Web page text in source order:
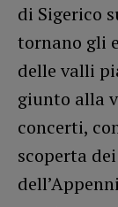
di Sigerico
tornano gli
delle valli
giunto alla
concerti,
scoperta